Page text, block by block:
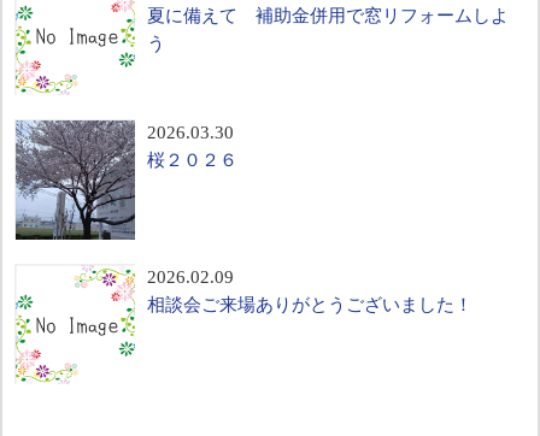
夏に備えて 補助金併用で窓リフォームしよ
う
2026.03.30
桜２０２６
2026.02.09
相談会ご来場ありがとうございました！